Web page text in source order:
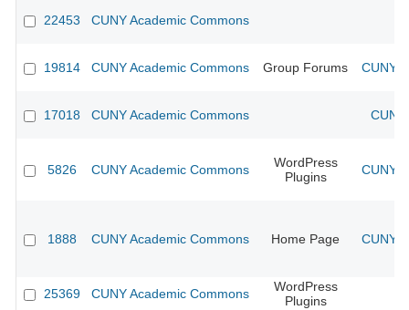
22453 CUNY Academic Commons
19814 CUNY Academic Commons Group Forums CUNY
17018 CUNY Academic Commons
5826 CUNY Academic Commons
WordPress
Plugins
CUNY
1888 CUNY Academic Commons Home Page CUNY
25369 CUNY Academic Commons
WordPress
Plugins